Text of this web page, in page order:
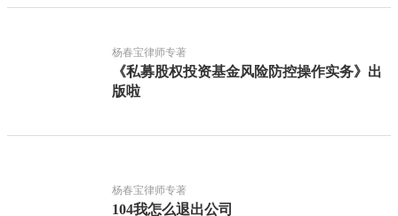
杨春宝律师专著
《私募股权投资基金风险防控操作实务》出
版啦
杨春宝律师专著
104我怎么退出公司